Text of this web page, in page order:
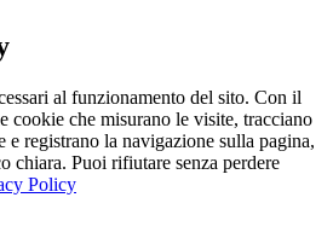
al funzionamento del sito. Con il
cookie che misurano le visite, tracciano
registrano la navigazione sulla pagina,
chiara. Puoi rifiutare senza perdere
Policy